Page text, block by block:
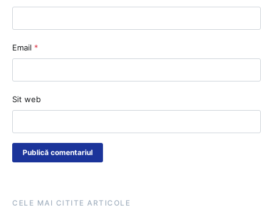
Email *
Sit web
CELE MAI CITITE ARTICOLE